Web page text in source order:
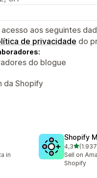
aos seguintes
de privacidade do
do blogue
da Shopify
in
Shopify
4,3de 5
1937 total
Sell on
Shopify